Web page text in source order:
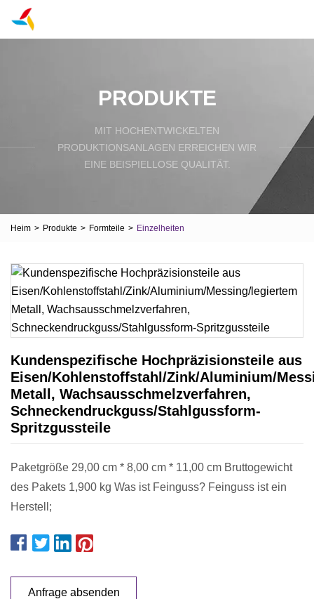
PRODUKTE
MIT HOCHENTWICKELTEN
PRODUKTIONSANLAGEN ERREICHEN WIR
EINE BEISPIELLOSE QUALITÄT.
Heim > Produkte > Formteile > Einzelheiten
Kundenspezifische Hochpräzisionsteile aus
Eisen/Kohlenstoffstahl/Zink/Aluminium/
Metall, Wachsausschmelzverfahren,
Schneckendruckguss/Stahlgussform-
Spritzgussteile
Paketgröße 29,00 cm * 8,00 cm * 11,00 cm Bruttogewicht
des Pakets 1,900 kg Was ist Feinguss? Feinguss ist ein
Herstell;
Anfrage absenden